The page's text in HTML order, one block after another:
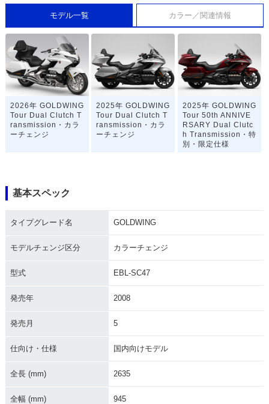
モデル一覧 カラー／関連情報
2026年 GOLDWING
Tour Dual Clutch T
ransmission・カラ
ーチェンジ
2025年 GOLDWING
Tour Dual Clutch T
ransmission・カラ
ーチェンジ
2025年 GOLDWING
Tour 50th ANNIVE
RSARY Dual Clutc
h Transmission・特
別・限定仕様
Tour Dual Clutch T
Tour Dual Clutch T
2021年 GOLDWING
ransmission・マイ
2021年 GOLDWING
mission・マイナー
基本スペック
タイプグレード名 GOLDWING
モデルチェンジ区分 カラーチェンジ
型式 EBL-SC47
発売年 2008
発売月 5
仕向け・仕様 国内向けモデル
全長 (mm) 2635
全幅 (mm) 945